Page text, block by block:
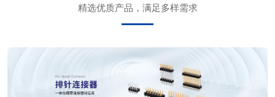
精选优质产品，满足多样需求